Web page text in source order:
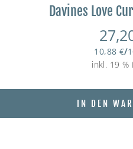
Davines Love
10,88 €/
inkl. 19 %
IN DEN